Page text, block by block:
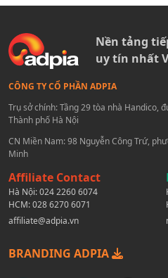
Nền tảng
uy tín nhất
CÔNG TY CỔ PHẦN ADPIA
Trụ sở chính: Tầng 29 tòa nhà Handico,
Thành phố Hà Nội
CN Miền Nam: 98 Nguyễn Công Trứ,
Minh
Affiliate Contact
Hà Nội:024 2260 6074
HCM:028 6270 6071
affiliate@adpia.vn
BRANDING ADPIA